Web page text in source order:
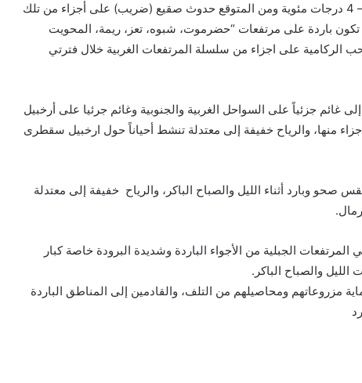
وذكر أن درجات الحرارة الصغرى تتراواح بين 1 – 4 درجات مئوية ومن المتوقع حدوث صقيع (ضريب) على أجزاء من تلك
تكون باردة على مرتفعات “حضرموت، شبوه، تعز، ريمة، المحويت
على اجزاء من سلسلة المرتفعات الغربية خلال فترتي
جزئياً على السواحل الغربية والجنوبية وغائم جرئيا على أرخبيل
منها، والرياح خفيفة إلى معتدلة تنشط أحياناً حول ارخبيل سقطرى
وبارد أثناء الليل والصباح الباكر، والرياح خفيفة إلى معتدلة
المرتفعات الجبلية من الأجواء الباردة وشديدة البرودة خاصة كبار
والصباح الباكر.
مزروعاتهم ومحاصيلهم من التلف، والقادمين إلى المناطق الباردة